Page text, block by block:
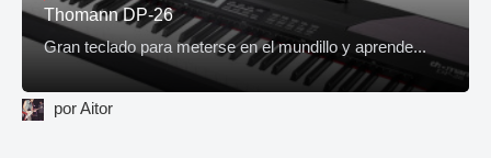
Thomann DP-26
Gran teclado para meterse en el mundillo y aprende...
por Aitor